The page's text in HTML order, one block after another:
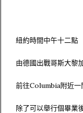
紐約時間中午十二點
由德國出戰哥斯大黎
前往Columbia附近
除了可以舉行個畢業